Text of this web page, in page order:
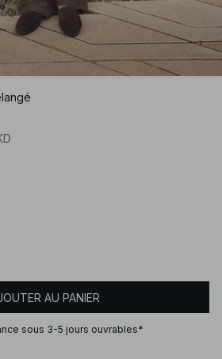
AU PANIER
sous 3-5 jours ouvrables*